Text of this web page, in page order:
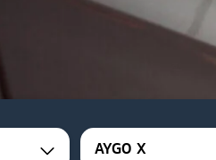
AYGO X